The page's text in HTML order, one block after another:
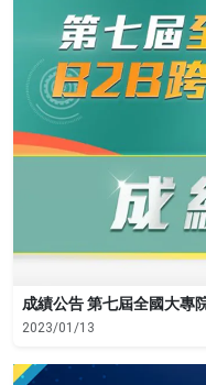
成績公告 第七屆全國大專
2023/01/13